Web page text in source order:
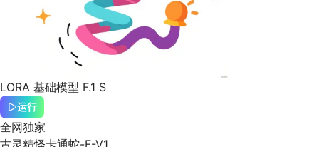
LORA 基础模型 F.1 S
运行
全网独家
古灵精怪卡通蛇-F-V1